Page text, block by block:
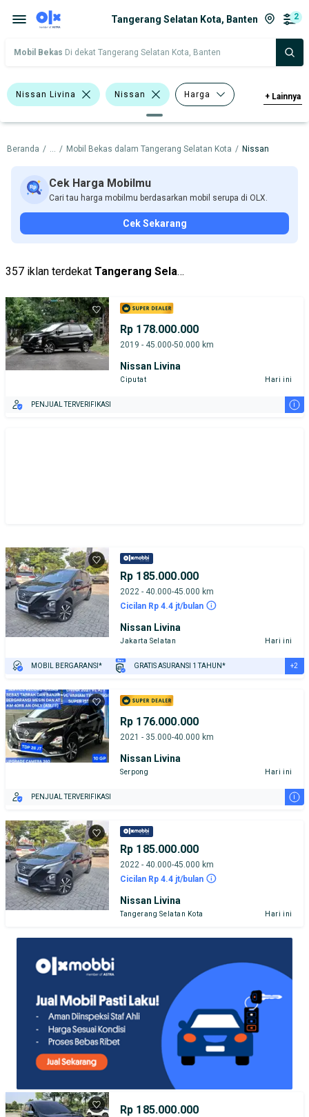
Tangerang Selatan Kota, Banten 2
Mobil Bekas Di dekat Tangerang Selatan Kota, Banten
Nissan Livina Nissan Harga
Merek Dan Model Tahun
Tipe Bodi Tipe Membership
+ Lainnya
Beranda / ... / Mobil Bekas dalam Tangerang Selatan Kota / Nissan
Cek Harga Mobilmu
Cari tau harga mobilmu berdasarkan mobil serupa di OLX.
Cek Sekarang
357 iklan terdekat Tangerang Selatan Kota
Rp 178.000.000
2019 - 45.000-50.000 km
Nissan Livina
Ciputat Hari ini
PENJUAL TERVERIFIKASI i
Rp 185.000.000
2022 - 40.000-45.000 km
Cicilan Rp 4.4 jt/bulan
Nissan Livina
Jakarta Selatan Hari ini
MOBIL BERGARANSI* GRATIS ASURANSI 1 TAHUN* +2
Rp 176.000.000
2021 - 35.000-40.000 km
Nissan Livina
Serpong Hari ini
PENJUAL TERVERIFIKASI i
Rp 185.000.000
2022 - 40.000-45.000 km
Cicilan Rp 4.4 jt/bulan
Nissan Livina
Tangerang Selatan Kota Hari ini
Rp 185.000.000